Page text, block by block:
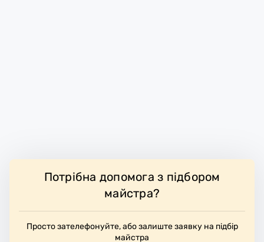
Потрібна допомога з підбором
майстра?
Просто зателефонуйте, або залиште заявку на підбір
майстра